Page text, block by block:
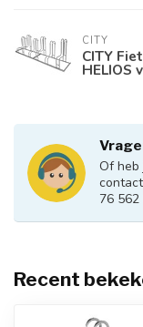
CITY
CITY
HELIOS
Of heb
76
Recent